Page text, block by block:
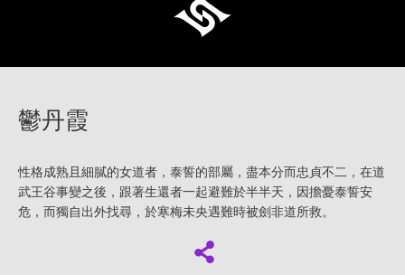
鬱丹霞
性格成熟且細膩的女道者，泰誓的部屬，盡本分而忠貞不二，在道
武王谷事變之後，跟著生還者一起避難於半半天，因擔憂泰誓安
危，而獨自出外找尋，於寒梅未央遇難時被劍非道所救。